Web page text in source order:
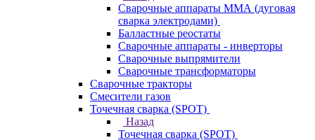
Сварочные аппараты ММА (дуговая
сварка электродами)
Балластные реостаты
Сварочные аппараты - инверторы
Сварочные выпрямители
Сварочные трансформаторы
Сварочные тракторы
Смесители газов
Точечная сварка (SPOT)
Назад
Точечная сварка (SPOT)